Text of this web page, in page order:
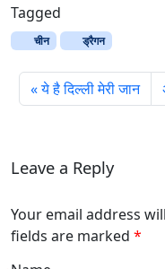
Tagged
चीन ड्रैगन
ये है दिल्ली मेरी जान
Leave a Reply
Your email address
fields are marked *